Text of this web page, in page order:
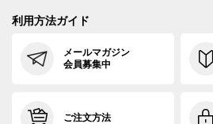
利用方法ガイド
メールマガジン
会員募集中
ご注文方法